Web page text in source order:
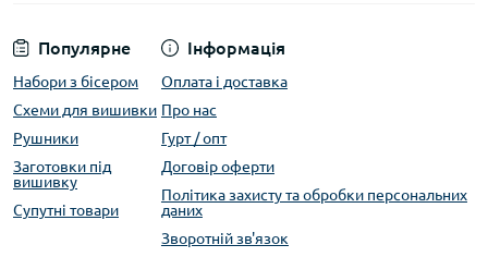
Популярне
Набори з бісером
Схеми для вишивки
Рушники
Заготовки під
вишивку
Супутні товари
Інформація
Оплата і доставка
Про нас
Гурт / опт
Договір оферти
Політика захисту та обробки персональних
даних
Зворотній зв'язок